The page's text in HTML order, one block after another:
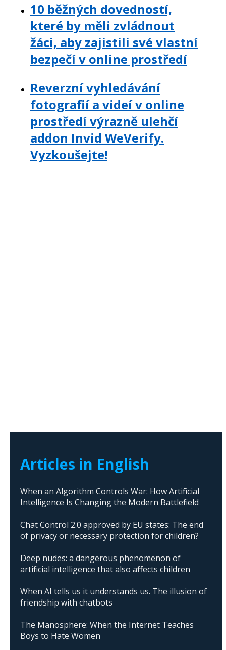
10 běžných dovedností,
které by měli zvládnout
žáci, aby zajistili své vlastní
bezpečí v online prostředí
Reverzní vyhledávání
fotografií a videí v online
prostředí výrazně ulehčí
addon Invid WeVerify.
Vyzkoušejte!
Articles in English
When an Algorithm Controls War: How Artificial
Intelligence Is Changing the Modern Battlefield
Chat Control 2.0 approved by EU states: The end
of privacy or necessary protection for children?
Deep nudes: a dangerous phenomenon of
artificial intelligence that also affects children
When AI tells us it understands us. The illusion of
friendship with chatbots
The Manosphere: When the Internet Teaches
Boys to Hate Women